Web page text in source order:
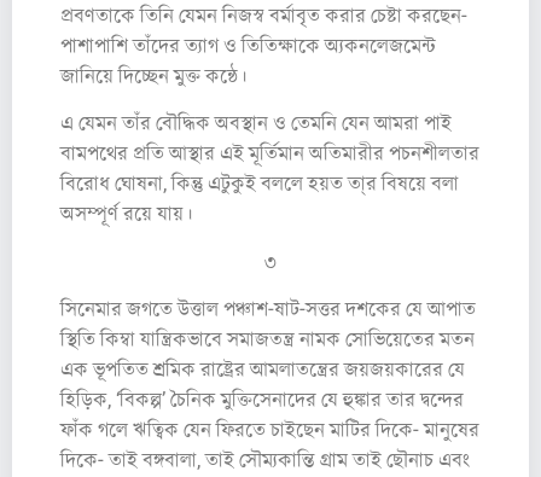
প্রবণতাকে তিনি যেমন নিজস্ব বর্মাবৃত করার চেষ্টা করছেন-
পাশাপাশি তাঁদের ত্যাগ ও তিতিক্ষাকে অ্যকনলেজমেন্ট
জানিয়ে দিচ্ছেন মুক্ত কন্ঠে।
এ যেমন তাঁর বৌদ্ধিক অবস্থান ও তেমনি যেন আমরা পাই
বামপথের প্রতি আস্থার এই মূর্তিমান অতিমারীর পচনশীলতার
বিরোধ ঘোষনা, কিন্তু এটুকুই বললে হয়ত তা্র বিষয়ে বলা
অসম্পূর্ণ রয়ে যায়।
৩
সিনেমার জগতে উত্তাল পঞ্চাশ-ষাট-সত্তর দশকের যে আপাত
স্থিতি কিম্বা যান্ত্রিকভাবে সমাজতন্ত্র নামক সোভিয়েতের মতন
এক ভূপতিত শ্রমিক রাষ্ট্রের আমলাতন্ত্রের জয়জয়কারের যে
হিড়িক, ‘বিকল্প’ চৈনিক মুক্তিসেনাদের যে হুঙ্কার তার দ্বন্দের
ফাঁক গলে ঋত্বিক যেন ফিরতে চাইছেন মাটির দিকে- মানুষের
দিকে- তাই বঙ্গবালা, তাই সৌম্যকান্তি গ্রাম তাই ছৌনাচ এবং